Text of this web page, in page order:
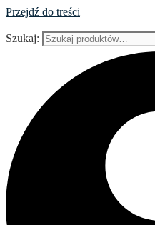
Przejdź do treści
Szukaj: